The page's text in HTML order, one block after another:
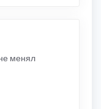
менял